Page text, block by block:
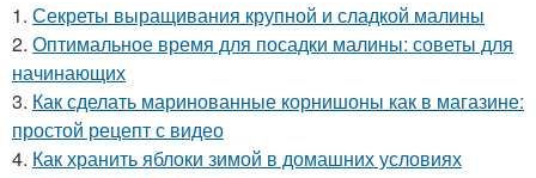
1. Секреты выращивания крупной и сладкой малины
2. Оптимальное время для посадки малины: советы для
начинающих
3. Как сделать маринованные корнишоны как в магазине:
простой рецепт с видео
4. Как хранить яблоки зимой в домашних условиях